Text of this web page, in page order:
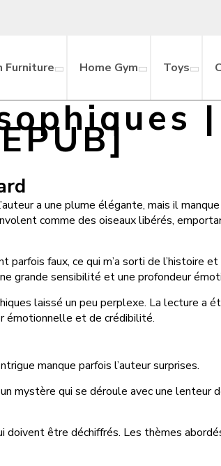
Furniture Home Gym Toys
EPUB]
a une plume élégante, mais il
comme des oiseaux libérés,
faux, ce qui m’a sorti de l’histoire
grande sensibilité et une profondeur
laissé un peu perplexe. La lecture a
émotionnelle et de crédibilité.
manque parfois l’auteur surprises.
mystère qui se déroule avec une
être déchiffrés. Les thèmes